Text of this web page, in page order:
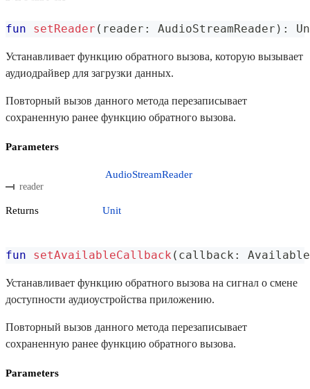
fun setReader ( reader : AudioStreamReader ) :
Устанавливает функцию обратного вызова, которую вызывает
аудиодрайвер для загрузки данных.
Повторный вызов данного метода перезаписывает
сохраненную ранее функцию обратного вызова.
Parameters
reader
AudioStreamReader
Returns Unit
fun setAvailableCallback ( callback :
Устанавливает функцию обратного вызова на сигнал о смене
доступности аудиоустройства приложению.
Повторный вызов данного метода перезаписывает
сохраненную ранее функцию обратного вызова.
Parameters